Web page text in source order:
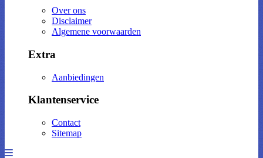
Over ons
Disclaimer
Algemene voorwaarden
Extra
Aanbiedingen
Klantenservice
Contact
Sitemap